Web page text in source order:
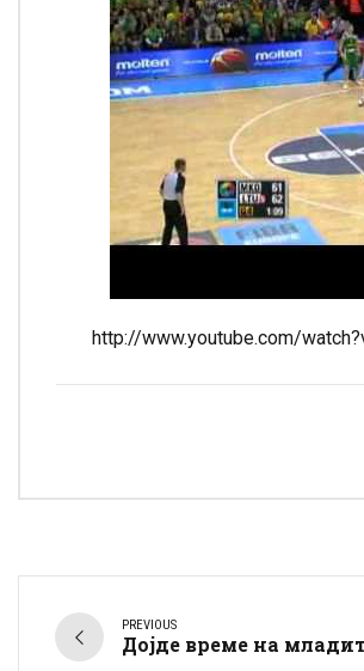
http://www.youtube.com/
PREVIOUS
Дојде време на